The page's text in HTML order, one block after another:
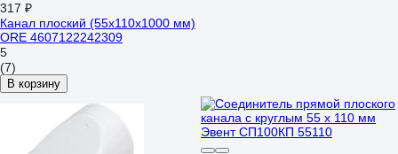
317 ₽
Канал плоский (55х110х1000 мм)
ORE 4607122242309
5
(7)
В корзину